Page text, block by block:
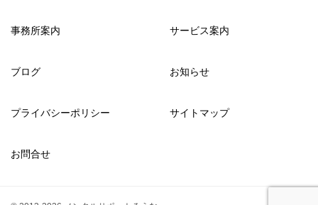
事務所案内 サービス案内
ブログ お知らせ
プライバシーポリシー サイトマップ
お問合せ